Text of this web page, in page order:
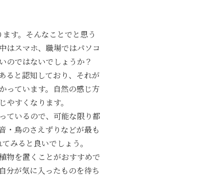
す。そんなことでと思う
はスマホ、職場ではパソコ
のではないでしょうか？
ると認知しており、それが
っています。自然の感じ方
すくなります。
ているので、可能な限り都
・鳥のさえずりなどが最も
みると良いでしょう。
物を置くことがおすすめで
分が気に入ったものを待ち